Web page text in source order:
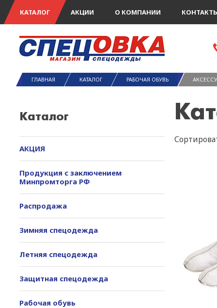
КАТАЛОГ АКЦИИ О КОМПАНИИ
ГЛАВНАЯ КАТАЛОГ РАБОЧАЯ ОБУВЬ
Каталог
АКЦИЯ
Продукция с заключением
Минпромторга РФ
Распродажа
Зимняя спецодежда
Летняя спецодежда
Защитная спецодежда
Рабочая обувь